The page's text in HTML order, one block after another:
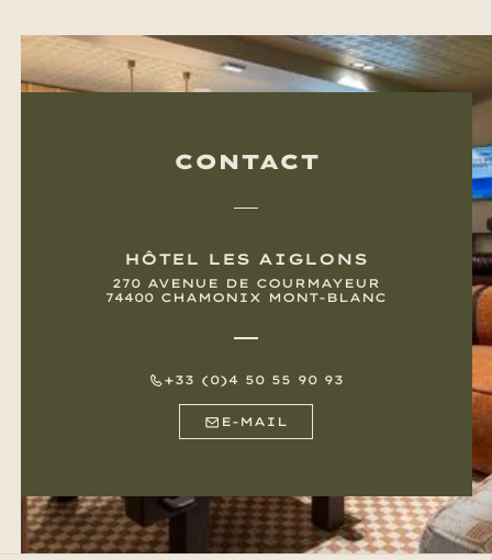
CONTACT
HÔTEL LES AIGLONS
270 AVENUE DE COURMAYEUR
74400 CHAMONIX MONT-BLANC
+33 (0)4 50 55 90 93
E-MAIL